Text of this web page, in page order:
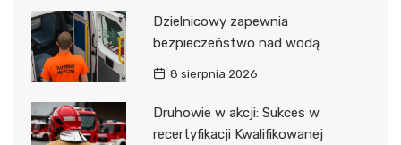
Dzielnicowy zapewnia
bezpieczeństwo nad wodą
8 sierpnia 2026
Druhowie w akcji: Sukces w
recertyfikacji Kwalifikowanej